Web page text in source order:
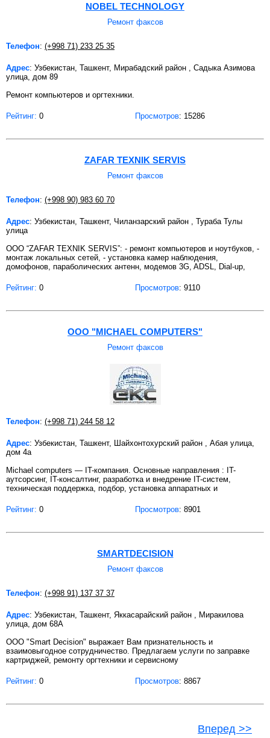
NOBEL TECHNOLOGY
Ремонт факсов
Телефон: (+998 71) 233 25 35
Адрес: Узбекистан, Ташкент, Мирабадский район , Садыка Азимова
улица, дом 89
Ремонт компьютеров и оргтехники.
Рейтинг: 0 Просмотров: 15286
ZAFAR TEXNIK SERVIS
Ремонт факсов
Телефон: (+998 90) 983 60 70
Адрес: Узбекистан, Ташкент, Чиланзарский район , Тураба Тулы
улица
OOO “ZAFAR TEXNIK SERVIS”: - ремонт компьютеров и ноутбуков, -
монтаж локальных сетей, - установка камер наблюдения,
домофонов, параболических антенн, модемов 3G, ADSL, Dial-up,
Рейтинг: 0 Просмотров: 9110
ООО "MICHAEL COMPUTERS"
Ремонт факсов
Телефон: (+998 71) 244 58 12
Адрес: Узбекистан, Ташкент, Шайхонтохурский район , Абая улица,
дом 4a
Michael computers — IT-компания. Основные направления : IT-
аутсорсинг, IT-консалтинг, разработка и внедрение IT-систем,
техническая поддержка, подбор, установка аппаратных и
Рейтинг: 0 Просмотров: 8901
SMARTDECISION
Ремонт факсов
Телефон: (+998 91) 137 37 37
Адрес: Узбекистан, Ташкент, Яккасарайский район , Миракилова
улица, дом 68А
OOO "Smart Decision" выражает Вам признательность и
взаимовыгодное сотрудничество. Предлагаем услуги по заправке
картриджей, ремонту оргтехники и сервисному
Рейтинг: 0 Просмотров: 8867
Вперед >>